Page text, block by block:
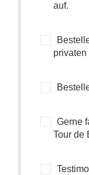
auf.
privaten
Gerne
Tour de